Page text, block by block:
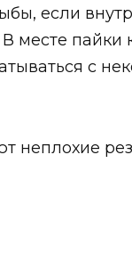
если
месте пайки
с
неплохие